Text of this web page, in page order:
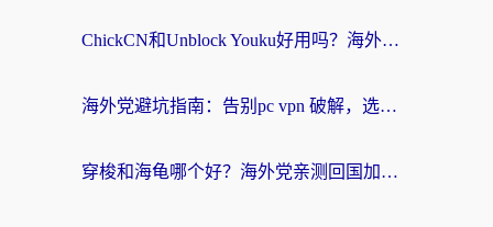
ChickCN和Unblock Youku好用吗？海外党亲测3款回国加速器，附iOS免费选择指南
海外党避坑指南：告别pc vpn 破解，选对回国加速器轻松访问国内资源
穿梭和海龟哪个好？海外党亲测回国加速器，附电脑免费VPN推荐